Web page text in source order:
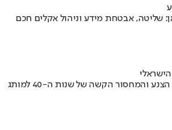
שליטה, אבטחת מידע וניהול אקלים חכם
איך אסם הפכה את תקופת הצנע והמחסור הקשה של שנות ה-40 למותג